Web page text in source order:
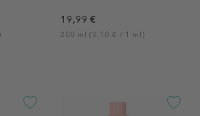
19,99 €
200 ml (0,10 € / 1 ml)